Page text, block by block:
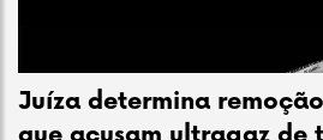
Juíza determina